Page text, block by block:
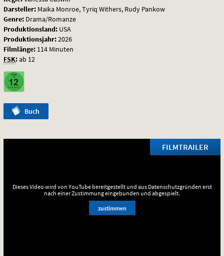
Him
Darsteller: Maika Monroe, Tyriq Withers, Rudy Pankow
Genre: Drama/Romanze
Produktionsland: USA
Produktionsjahr:2026
Filmlänge: 114 Minuten
FSK:ab 12
Buch
FILMTRAILER
Dieses Video wird von YouTube bereitgestellt und aus Datenschutzgründen erst
nach einer Zustimmung eingebunden und abgespielt.
zustimmen